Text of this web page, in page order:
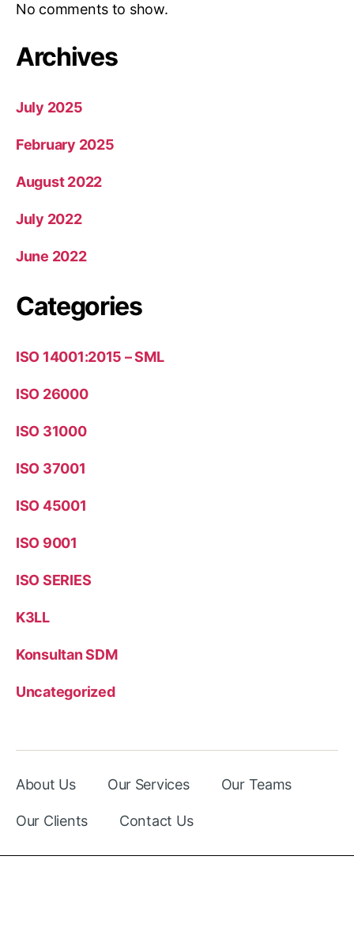
No comments to show.
Archives
July 2025
February 2025
August 2022
July 2022
June 2022
Categories
ISO 14001:2015 – SML
ISO 26000
ISO 31000
ISO 37001
ISO 45001
ISO 9001
ISO SERIES
K3LL
Konsultan SDM
Uncategorized
About Us Our Services Our Teams
Our Clients Contact Us